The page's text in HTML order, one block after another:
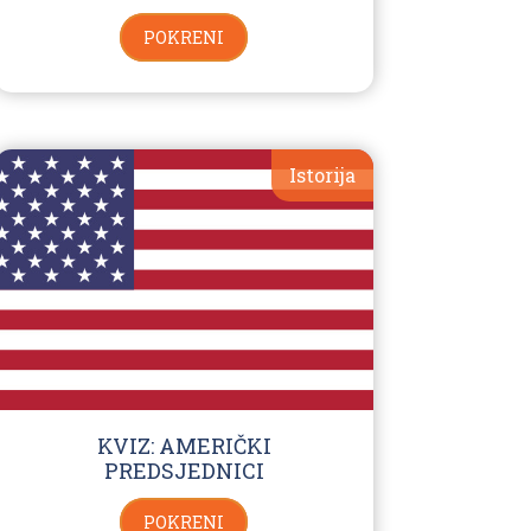
POKRENI
Istorija
KVIZ: AMERIČKI
PREDSJEDNICI
POKRENI